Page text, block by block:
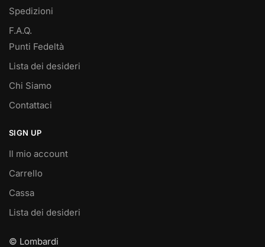
Spedizioni
F.A.Q.
Punti Fedeltà
Lista dei desideri
Chi Siamo
Contattaci
SIGN UP
Il mio account
Carrello
Cassa
Lista dei desideri
© Lombardi